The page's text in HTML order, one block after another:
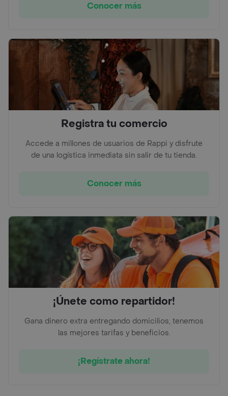
Conocer más
Registra tu comercio
Accede a millones de usuarios de Rappi y disfrute
de una logística inmediata sin salir de tu tienda.
Conocer más
¡Únete como repartidor!
Gana dinero extra entregando domicilios, tenemos
las mejores tarifas y beneficios.
¡Regístrate ahora!